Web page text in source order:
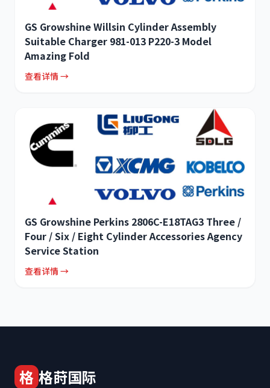
GS Growshine Willsin Cylinder Assembly
Suitable Charger 981-013 P220-3 Model
Amazing Fold
查看详情 →
GS Growshine Perkins 2806C-E18TAG3 Three /
Four / Six / Eight Cylinder Accessories Agency
Service Station
查看详情 →
格 格莳国际